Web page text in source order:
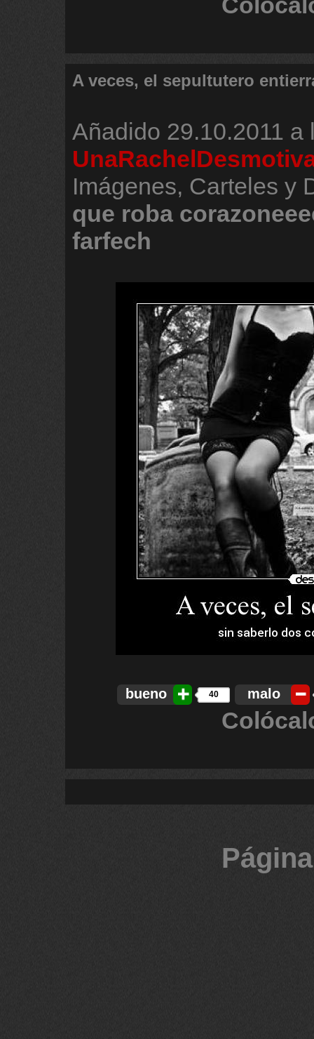
A veces, el sepultutero
Añadido 29.10.2011 a
Imágenes, Carteles y
que roba
farfech
bueno 40 malo